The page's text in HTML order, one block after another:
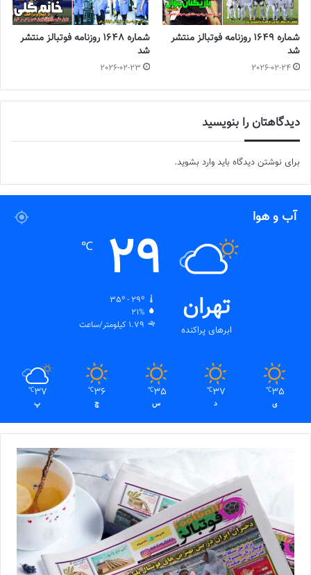
شماره 1649 روزنامه فوتبالز منتشر
شد
2026-02-24
شماره 1648 روزنامه فوتبالز منتشر
شد
2026-02-23
دیدگاهتان را بنویسید
برای نوشتن دیدگاه باید وارد بشوید.
آب و هوا
تهران
ابرهای پراکنده
29
℃
35º - 29º
21%
1.79 کیلومتر/ساعت
35
℃
ی
37
℃
د
35
℃
س
36
℃
چ
37
℃
پ